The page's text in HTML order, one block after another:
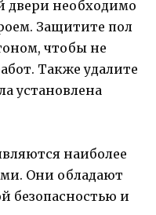
двери необходимо
Защитите пол
чтобы не
Также удалите
установлена
наиболее
Они обладают
безопасностью и